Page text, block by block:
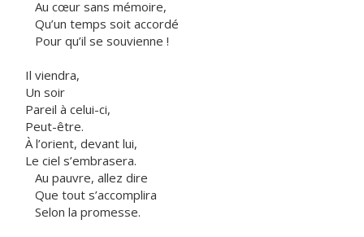
Au cœur sans mémoire,
Qu’un temps soit accordé
Pour qu’il se souvienne !
Il viendra,
Un soir
Pareil à celui-ci,
Peut-être.
À l’orient, devant lui,
Le ciel s’embrasera.
Au pauvre, allez dire
Que tout s’accomplira
Selon la promesse.